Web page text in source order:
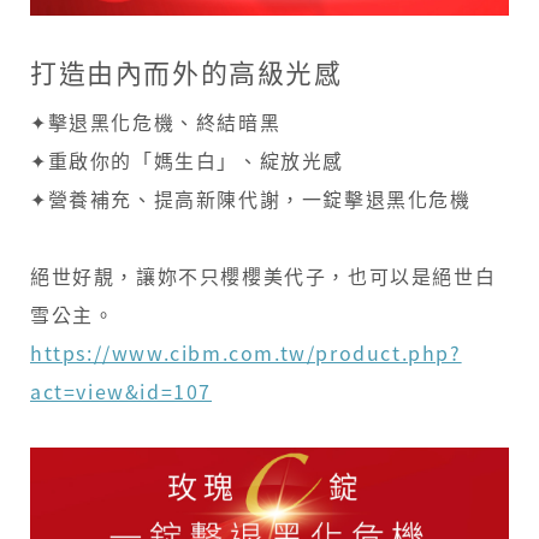
打造由內而外的高級光感
✦擊退黑化危機、終結暗黑
✦重啟你的「媽生白」、綻放光感
✦營養補充、提高新陳代謝，一錠擊退黑化危機
絕世好靚，讓妳不只櫻櫻美代子，也可以是絕世白
雪公主。
https://www.cibm.com.tw/product.php?
act=view&id=107